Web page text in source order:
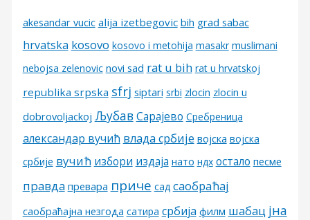
akesandar vucic alija izetbegovic bih grad sabac
hrvatska kosovo kosovo i metohija masakr muslimani
nebojsa zelenovic novi sad rat u bih rat u hrvatskoj
republika srpska sfrj siptari srbi zlocin zlocin u
dobrovoljackoj Љубав Сарајево Сребреница
александар вучић влада србије војска војска
србије вучић избори издаја нато ндх остало песме
правда превара приче сад саобраћај
саобраћајна незгода сатира србија филм шабац јна